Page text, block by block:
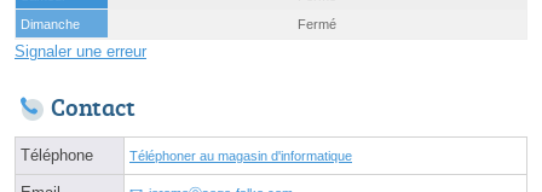
Dimanche
Fermé
Signaler une erreur
Contact
Téléphone Téléphoner au magasin d'informatique